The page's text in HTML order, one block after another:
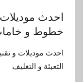
احدث
خطوط و خامات
احدث موديلات و
التعبئة و التغليف